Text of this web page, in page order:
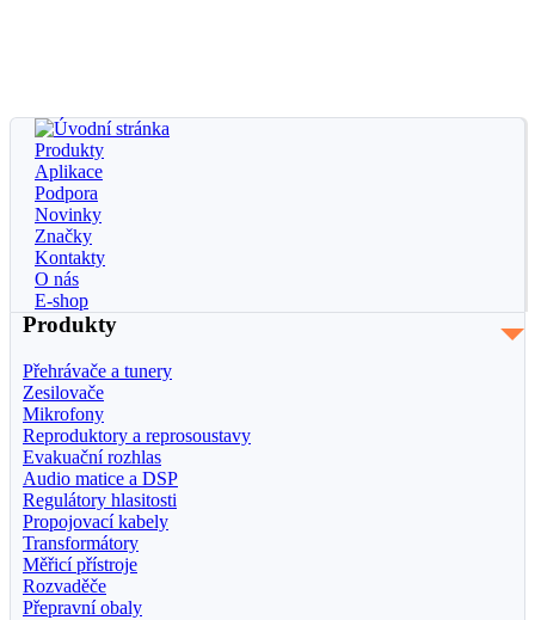
Produkty
Aplikace
Podpora
Novinky
Značky
Kontakty
O nás
E-shop
Produkty
Přehrávače a tunery
Zesilovače
Mikrofony
Reproduktory a reprosoustavy
Evakuační rozhlas
Audio matice a DSP
Regulátory hlasitosti
Propojovací kabely
Transformátory
Měřicí přístroje
Rozvaděče
Přepravní obaly